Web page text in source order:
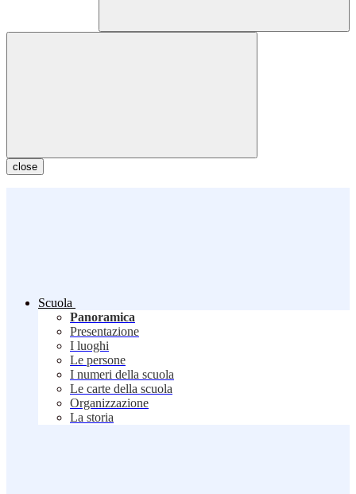
close
Scuola
Panoramica
Presentazione
I luoghi
Le persone
I numeri della scuola
Le carte della scuola
Organizzazione
La storia